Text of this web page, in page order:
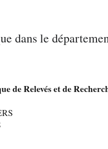
dans le
de Relevés et de